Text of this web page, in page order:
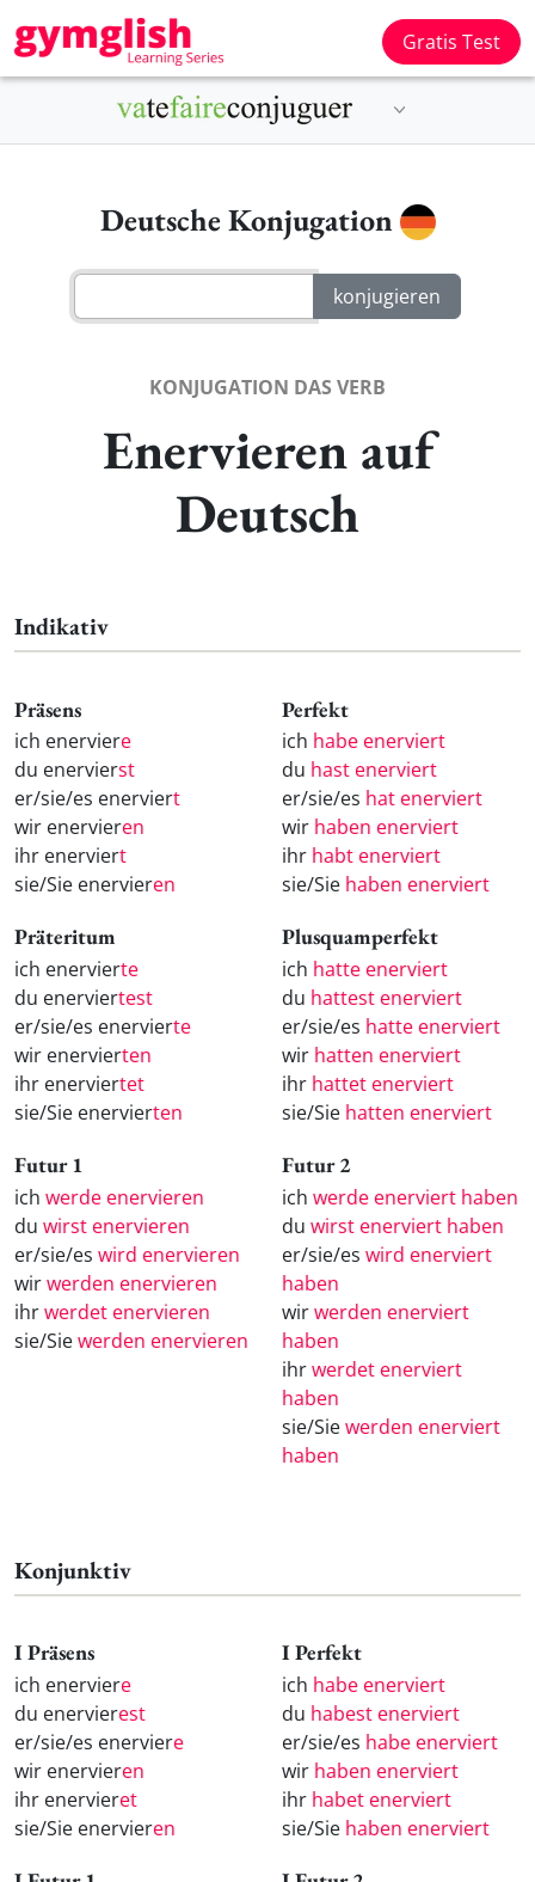
Gratis Test
Deutsche Konjugation
KONJUGATION DAS VERB
Enervieren auf
Deutsch
Indikativ
Präsens
ich enerviere
du enervierst
er/sie/es enerviert
wir enervieren
ihr enerviert
sie/Sie enervieren
Perfekt
ich habe enerviert
du hast enerviert
er/sie/es hat enerviert
wir haben enerviert
ihr habt enerviert
sie/Sie haben enerviert
Präteritum
ich enervierte
du enerviertest
er/sie/es enervierte
wir enervierten
ihr enerviertet
sie/Sie enervierten
Plusquamperfekt
ich hatte enerviert
du hattest enerviert
er/sie/es hatte enerviert
wir hatten enerviert
ihr hattet enerviert
sie/Sie hatten enerviert
Futur 1
ich werde enervieren
du wirst enervieren
er/sie/es wird enervieren
wirwerden enervieren
ihrwerdet enervieren
sie/Siewerden enervieren
Futur 2
ich werde enerviert haben
du wirst enerviert haben
er/sie/es wird enerviert
haben
wirwerden enerviert
haben
ihrwerdet enerviert
haben
sie/Siewerden enerviert
haben
Konjunktiv
I Präsens
ich enerviere
du enervierest
er/sie/es enerviere
wir enervieren
ihr enervieret
sie/Sie enervieren
I Perfekt
ich habe enerviert
du habest enerviert
er/sie/es habe enerviert
wir haben enerviert
ihr habet enerviert
sie/Sie haben enerviert